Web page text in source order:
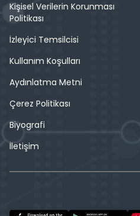
Kişisel Verilerin Korunması
Politikası
İzleyici Temsilcisi
Kullanım Koşulları
Aydınlatma Metni
Çerez Politikası
Biyografi
İletişim